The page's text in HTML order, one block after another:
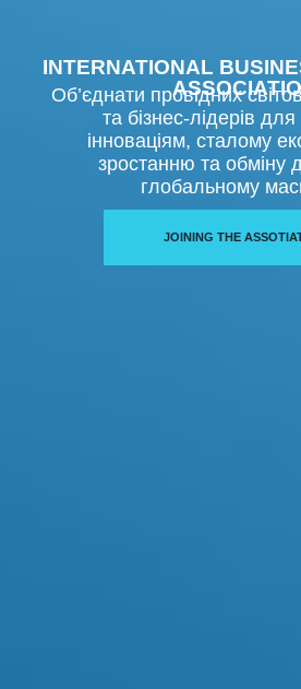
INTERNATIONAL
Об’єднати провідних
та бізнес-лідерів
інноваціям, сталому
зростанню та обміну
глобальному
JOINING THE